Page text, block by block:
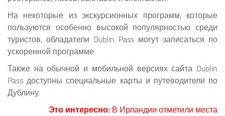
На некоторые из экскурсионных программ, которые
пользуются особенно высокой популярностью среди
туристов, обладатели Dublin Pass могут записаться по
ускоренной программе.
Также на обычной и мобильной версиях сайта Dublin
Pass доступны специальные карты и путеводители по
Дублину.
Это интересно: В Ирландии отметили места